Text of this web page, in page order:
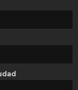
por costos